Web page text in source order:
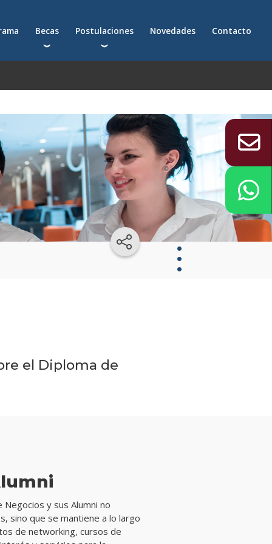
Becas
Becas para postgrados
Postulaciones
Cómo postularte a un postgrado
Novedades Contacto
el Diploma de
Negocios y sus Alumni no
sino que se mantiene a lo largo
de networking, cursos de